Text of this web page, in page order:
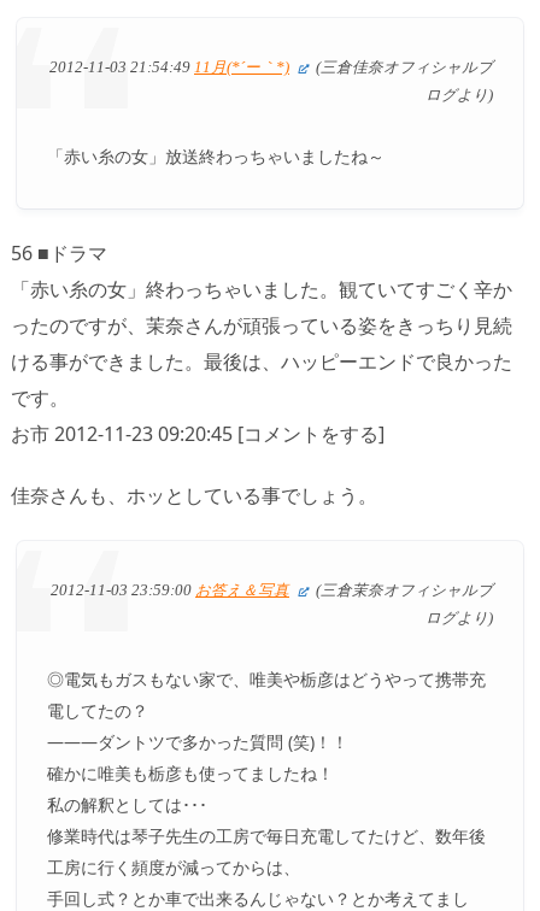
2012-11-03 21:54:49 11月(*´ー｀*)
(三倉佳奈オフィシャルブ
ログより)
「赤い糸の女」放送終わっちゃいましたね～
56 ■ドラマ
「赤い糸の女」終わっちゃいました。観ていてすごく辛か
ったのですが、茉奈さんが頑張っている姿をきっちり見続
ける事ができました。最後は、ハッピーエンドで良かった
です。
お市 2012-11-23 09:20:45 [コメントをする]
佳奈さんも、ホッとしている事でしょう。
2012-11-03 23:59:00 お答え＆写真
(三倉茉奈オフィシャルブ
ログより)
◎電気もガスもない家で、唯美や栃彦はどうやって携帯充
電してたの？
―――ダントツで多かった質問 (笑)！！
確かに唯美も栃彦も使ってましたね！
私の解釈としては･･･
修業時代は琴子先生の工房で毎日充電してたけど、数年後
工房に行く頻度が減ってからは、
手回し式？とか車で出来るんじゃない？とか考えてまし